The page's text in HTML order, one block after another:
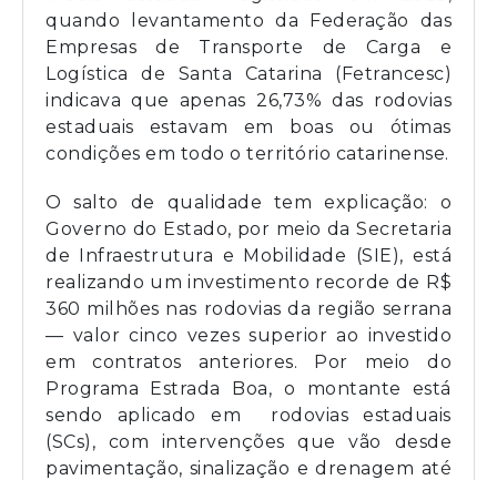
quando levantamento da Federação das
Empresas de Transporte de Carga e
Logística de Santa Catarina (Fetrancesc)
indicava que apenas 26,73% das rodovias
estaduais estavam em boas ou ótimas
condições em todo o território catarinense.
O salto de qualidade tem explicação: o
Governo do Estado, por meio da Secretaria
de Infraestrutura e Mobilidade (SIE), está
realizando um investimento recorde de R$
360 milhões nas rodovias da região serrana
— valor cinco vezes superior ao investido
em contratos anteriores. Por meio do
Programa Estrada Boa, o montante está
sendo aplicado em rodovias estaduais
(SCs), com intervenções que vão desde
pavimentação, sinalização e drenagem até